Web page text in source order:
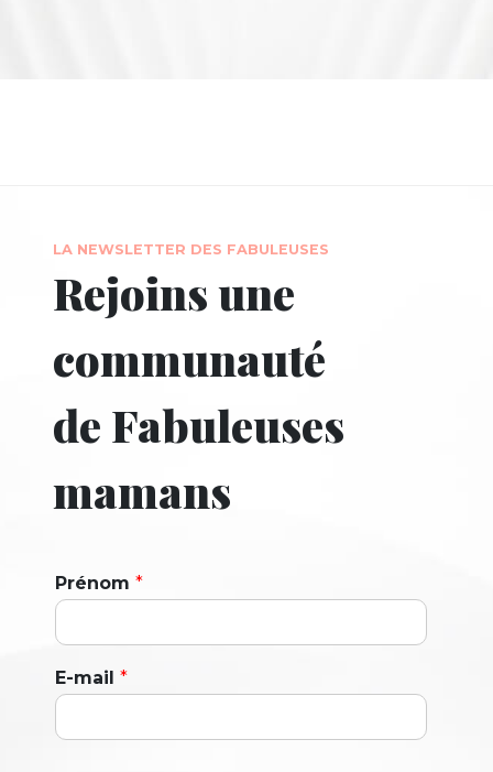
LA NEWSLETTER DES FABULEUSES
Rejoins une
communauté
de Fabuleuses
mamans
Prénom *
E-mail *